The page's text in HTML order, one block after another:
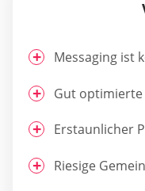
Messaging ist
Gut
Erstaunlicher
Riesige